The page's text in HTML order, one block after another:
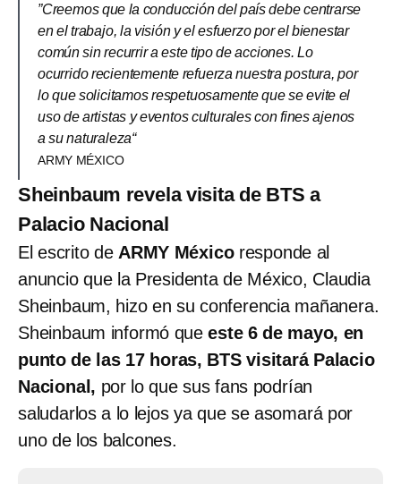
”Creemos que la conducción del país debe centrarse
en el trabajo, la visión y el esfuerzo por el bienestar
común sin recurrir a este tipo de acciones. Lo
ocurrido recientemente refuerza nuestra postura, por
lo que solicitamos respetuosamente que se evite el
uso de artistas y eventos culturales con fines ajenos
a su naturaleza“
ARMY MÉXICO
Sheinbaum revela visita de BTS a
Palacio Nacional
El escrito de ARMY Méxicoresponde al
anuncio que la Presidenta de México, Claudia
Sheinbaum, hizo en su conferencia mañanera.
Sheinbaum informó queeste 6 de mayo, en
punto de las 17 horas, BTS visitará Palacio
Nacional, por lo que sus fans podrían
saludarlos a lo lejos ya que se asomará por
uno de los balcones.